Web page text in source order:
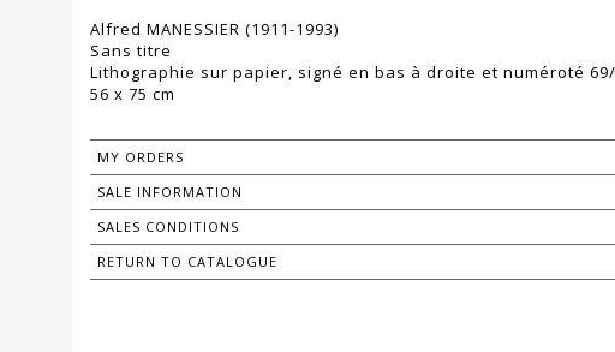
Alfred MANESSIER (1911-1993)
Sans titre
Lithographie sur papier, signé en bas à droite et numéroté
56 x 75 cm
MY ORDERS
SALE INFORMATION
SALES CONDITIONS
RETURN TO CATALOGUE